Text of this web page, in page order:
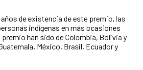
años de existencia de este premio, las
indígenas en más ocasiones
han sido de Colombia, Bolivia y
México, Brasil, Ecuador y